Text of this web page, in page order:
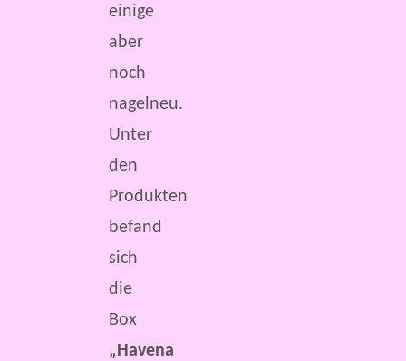
einige
aber
noch
nagelneu.
Unter
den
Produkten
befand
sich
die
Box
„Havena